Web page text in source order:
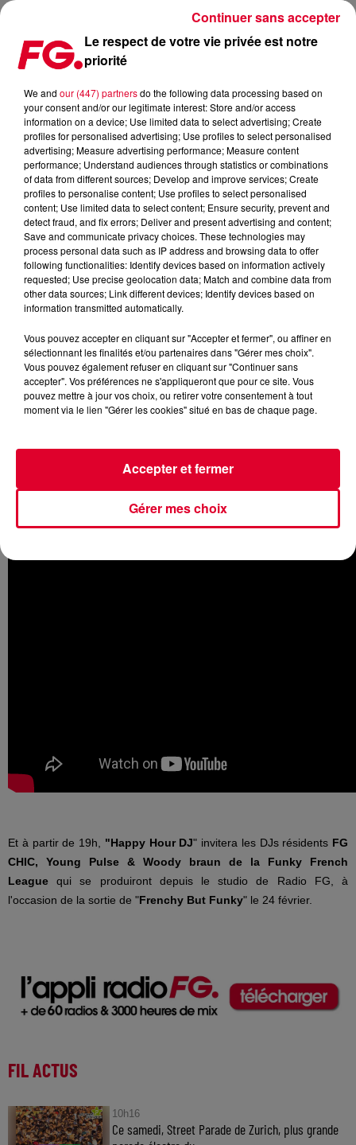
BOOMBASS INVITÉ D'ANTOINE BADUEL CE SOIR !
Publié : 22 février 2023 à 11h15 par Christophe HUBERT
Happy Hour
Crédit :Happy Hour
, sera ce soir l'invité d'
Boombassprésentera son nouvel EP «Wwwipe Out».
Et à partir de 19h, "Happy Hour DJ" invitera les DJs résidents FG
CHIC, Young Pulse & Woody braun de la Funky French
Leaguequi se produiront depuis le studio de Radio FG, à
l'occasion de la sortie de "Frenchy But Funky" le 24 février.
FIL ACTUS
10h16
Ce samedi, Street Parade de Zurich, plus grande
Le respect de votre vie privée est notre
priorité
We and our (447) partnersdo the following data processing based on
your consent and/or our legitimate interest: Store and/or access
information on a device; Use limited data to select advertising; Create
profiles for personalised advertising; Use profiles to select personalised
advertising; Measure advertising performance; Measure content
performance; Understand audiences through statistics or combinations
of data from different sources; Develop and improve services; Create
profiles to personalise content; Use profiles to select personalised
content; Use limited data to select content; Ensure security, prevent and
detect fraud, and fix errors; Deliver and present advertising and content;
Save and communicate privacy choices. These technologies may
process personal data such as IP address and browsing data to offer
following functionalities: Identify devices based on information actively
requested; Use precise geolocation data; Match and combine data from
other data sources; Link different devices; Identify devices based on
information transmitted automatically.
Vous pouvez accepter en cliquant sur "Accepter et fermer", ou affiner en
sélectionnant les finalités et/ou partenaires dans "Gérer mes choix".
Vous pouvez également refuser en cliquant sur "Continuer sans
accepter". Vos préférences ne s'appliqueront que pour ce site. Vous
pouvez mettre à jour vos choix, ou retirer votre consentement à tout
moment via le lien "Gérer les cookies" situé en bas de chaque page.
Gérer mes choix
Accepter et fermer
Continuer sans accepter